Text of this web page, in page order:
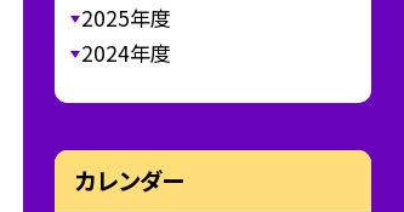
2025年度
2024年度
カレンダー